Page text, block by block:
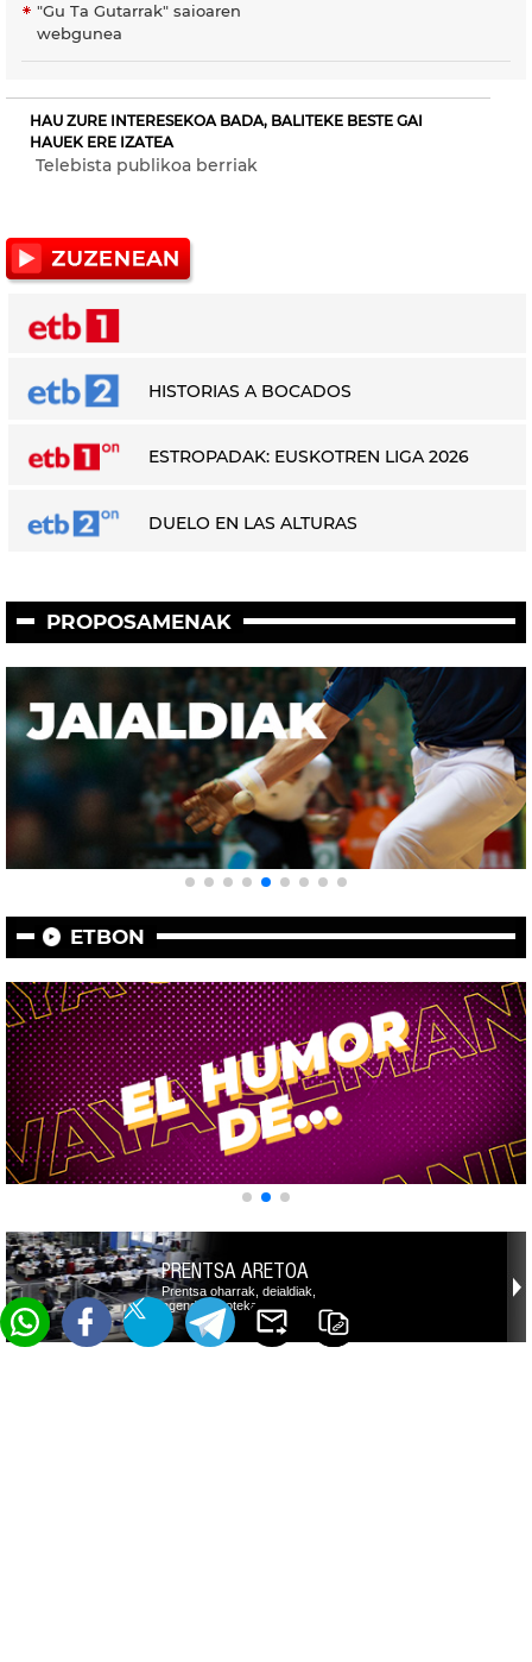
"Gu Ta Gutarrak" saioaren
webgunea
HAU ZURE INTERESEKOA BADA, BALITEKE BESTE GAI
HAUEK ERE IZATEA
Telebista publikoa berriak
HISTORIAS A BOCADOS
ESTROPADAK: EUSKOTREN LIGA 2026
DUELO EN LAS ALTURAS
PROPOSAMENAK
ETBON
PRENTSA ARETOA
Prentsa oharrak, deialdiak,
agenda, fototeka,…